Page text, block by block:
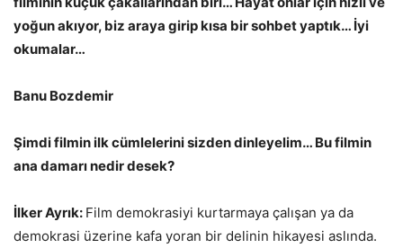
yoğun akıyor, biz araya girip kısa bir sohbet yaptık… İyi
okumalar…
Banu Bozdemir
Şimdi filmin ilk cümlelerini sizden dinleyelim… Bu filmin
ana damarı nedir desek?
İlker Ayrık: Film demokrasiyi kurtarmaya çalışan ya da
demokrasi üzerine kafa yoran bir delinin hikayesi aslında.